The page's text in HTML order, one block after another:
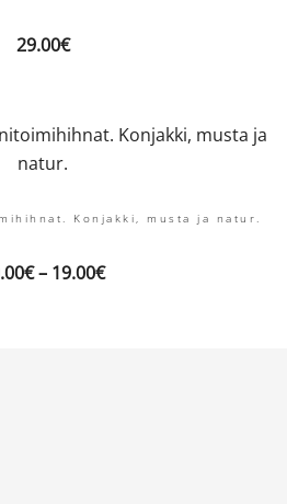
29.00€
Konjakki, musta ja natur.
€– 19.00€Hintaluokka: